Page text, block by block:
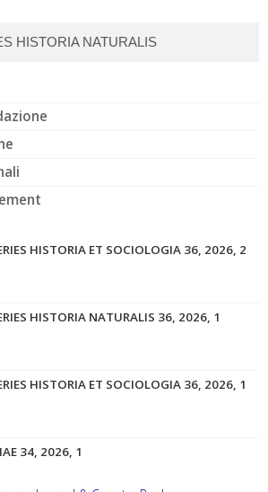
HISTORIA NATURALIS
HISTORIA ET SOCIOLOGIA 36, 2026, 2
HISTORIA NATURALIS 36, 2026, 1
HISTORIA ET SOCIOLOGIA 36, 2026, 1
34, 2026, 1